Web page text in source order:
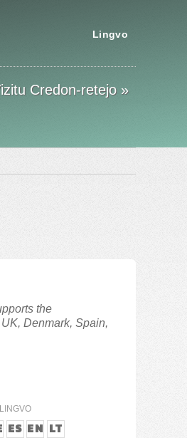
Lingvo
Credon-retejo »
the
Denmark, Spain,
LINGVO
ES EN LT